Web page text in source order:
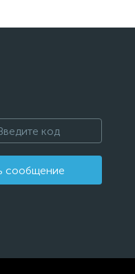
сообщение